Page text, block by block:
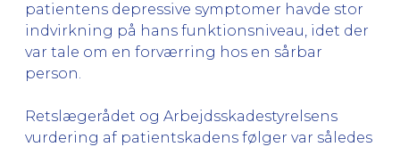
patientens depressive symptomer havde stor
indvirkning på hans funktionsniveau, idet der
var tale om en forværring hos en sårbar
person.
Retslægerådet og Arbejdsskadestyrelsens
vurdering af patientskadens følger var således